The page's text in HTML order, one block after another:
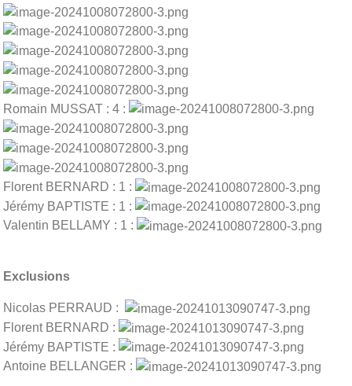
Romain MUSSAT : 4 :
Florent BERNARD : 1 :
Jérémy BAPTISTE : 1 :
Valentin BELLAMY : 1 :
Exclusions
Nicolas PERRAUD :
Florent BERNARD :
Jérémy BAPTISTE :
Antoine BELLANGER :